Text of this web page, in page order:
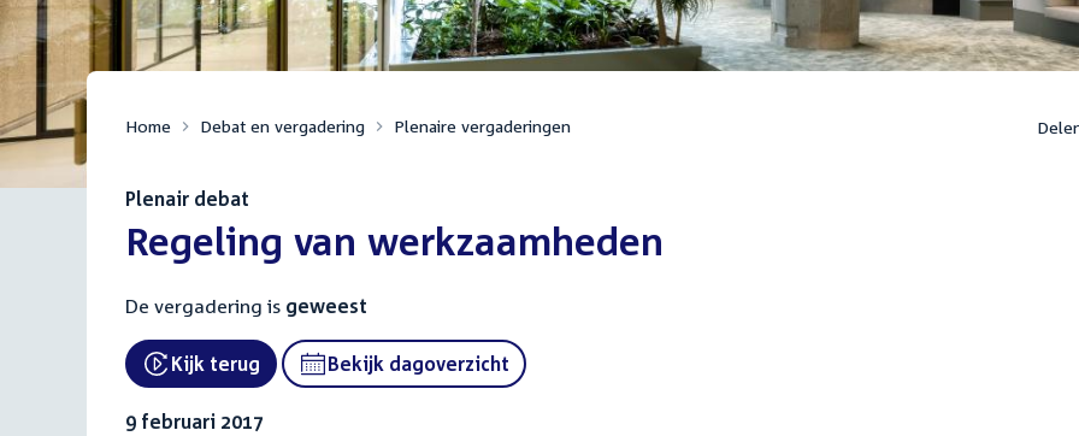
Home Debat en vergadering Plenaire vergaderingen
Plenair debat
:Regeling van werkzaamheden
De vergadering is geweest
External link:
Kijk terug Bekijk dagoverzicht
9 februari 2017